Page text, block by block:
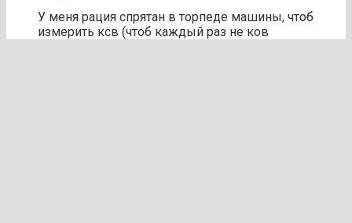
У меня рация спрятан в торпеде машины, чтоб
измерить ксв (чтоб каждый раз не ков